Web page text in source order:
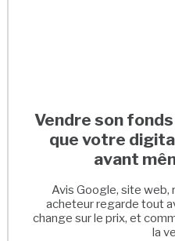
Vendre son
que votre
avant
Avis Google, site web,
acheteur regarde tout
change sur le prix, et
la